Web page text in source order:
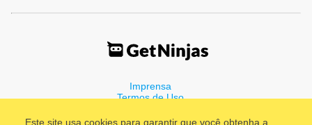
Este site usa cookies para garantir que você obtenha a
Imprensa
Termos de Uso